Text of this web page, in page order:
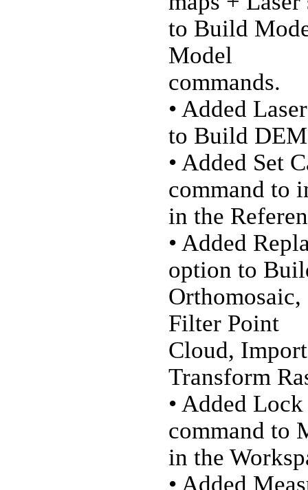
to Build
Model
commands.
• Added
to Build
• Added Set
command to
in the
• Added
option to
Filter Point
Cloud,
Transform
• Added
command to
in the
• Added